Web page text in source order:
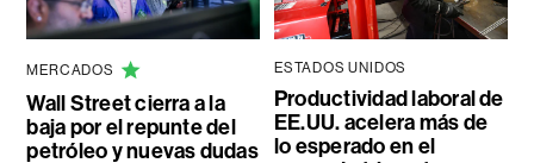
MERCADOS
Wall Street cierra a la
baja por el repunte del
petróleo y nuevas dudas
ESTADOS UNIDOS
Productividad laboral de
EE.UU. acelera más de
lo esperado en el